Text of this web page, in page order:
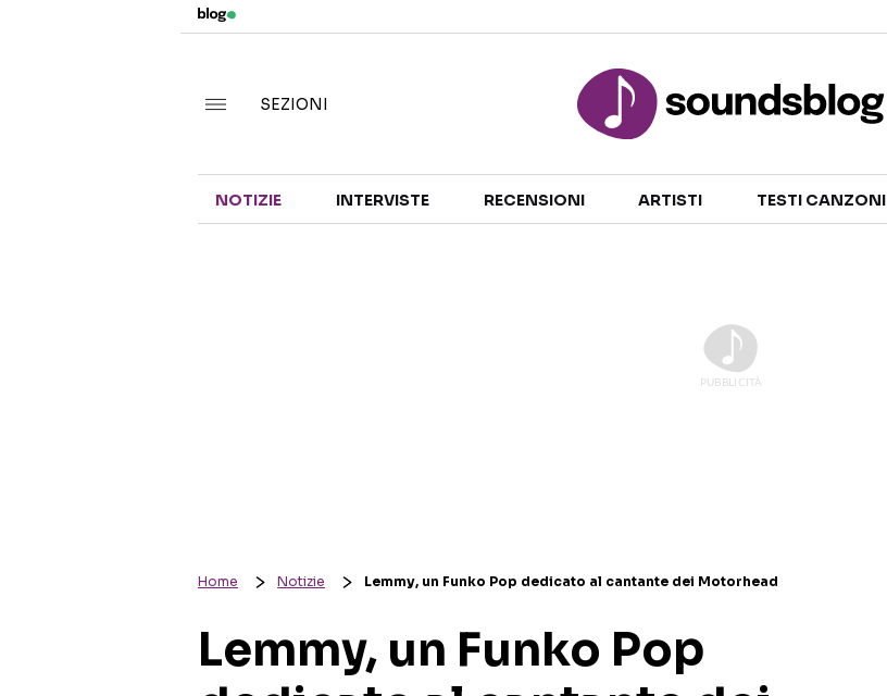
TALENT SHOW
SEZIONI
NOTIZIE INTERVISTE RECENSIONI ARTISTI TESTI CANZONI
Home Notizie Lemmy, un Funko Pop dedicato al cantante dei Motorhead
Lemmy, un Funko Pop